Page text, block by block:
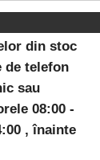
din stoc
de telefon
sau
08:00 -
, înainte